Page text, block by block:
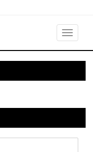
Toggle
navigation